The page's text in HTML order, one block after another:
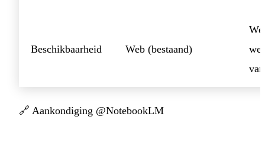
Beschikbaarheid Web (bestaand)
🔗 Aankondiging @NotebookLM